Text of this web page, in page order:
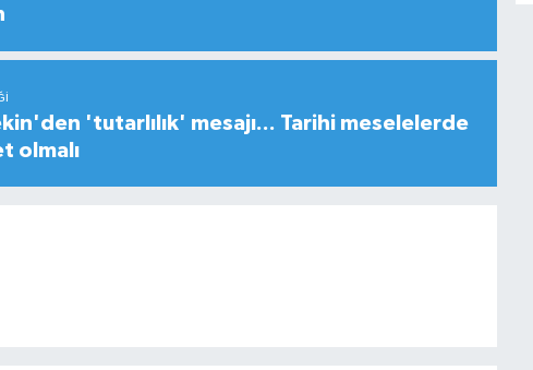
'tutarlılık' mesajı... Tarihi meselelerde
olmalı